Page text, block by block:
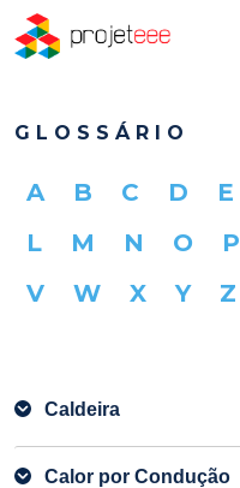
GLOSSÁRIO
A B C D E
L
M N O P
V
W X Y Z
Caldeira
Calor por Condução